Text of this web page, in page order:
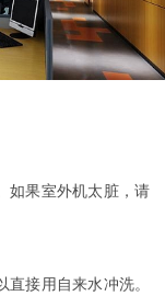
如果室外机太脏，请
接用自来水冲洗。